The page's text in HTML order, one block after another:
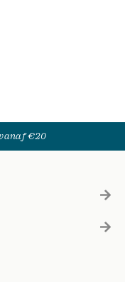
€20